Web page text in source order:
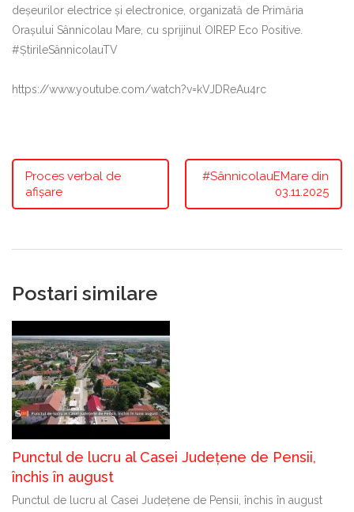
deșeurilor electrice și electronice, organizată de Primăria
Orașului Sânnicolau Mare, cu sprijinul OIREP Eco Positive.
#ȘtirileSânnicolauTV
https://www.youtube.com/watch?v=kVJDReAu4rc
Proces verbal de
afișare
#SânnicolauEMare din
03.11.2025
Postari similare
Punctul de lucru al Casei Județene de Pensii,
închis în august
Punctul de lucru al Casei Județene de Pensii, închis în august